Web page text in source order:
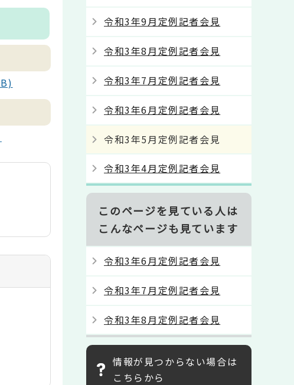
令和3年9月定例記者会見
令和3年8月定例記者会見
令和3年7月定例記者会見
令和3年6月定例記者会見
令和3年5月定例記者会見
令和3年4月定例記者会見
このページを見ている人は
こんなページも見ています
令和3年6月定例記者会見
令和3年7月定例記者会見
令和3年8月定例記者会見
情報が見つからない場合は
こちらから